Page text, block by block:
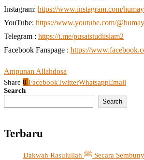
Instagram: https://www.instagram.com/
YouTube: https://www.youtube.com/
Telegram : https://t.me/pusatstudiislam2
Facebook Fanspage : https://
Ampunan Allahdosa
Share 0 FacebookTwitterWhatsappEmail
Search
Search
Terbaru
Dakwah Rasulullah ﷺ Secara Sembunyi-